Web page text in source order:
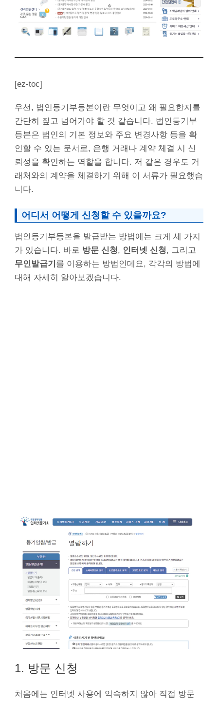
[ez-toc]
우선, 법인등기부등본이란 무엇이고 왜 필요한지를
간단히 짚고 넘어가야 할 것 같습니다. 법인등기부
등본은 법인의 기본 정보와 주요 변경사항 등을 확
인할 수 있는 문서로, 은행 거래나 계약 체결 시 신
뢰성을 확인하는 역할을 합니다. 저 같은 경우도 거
래처와의 계약을 체결하기 위해 이 서류가 필요했습
니다.
어디서 어떻게 신청할 수 있을까요?
법인등기부등본을 발급받는 방법에는 크게 세 가지
가 있습니다. 바로 방문 신청, 인터넷 신청, 그리고
무인발급기 를 이용하는 방법인데요, 각각의 방법에
대해 자세히 알아보겠습니다.
1. 방문 신청
처음에는 인터넷 사용에 익숙하지 않아 직접 방문